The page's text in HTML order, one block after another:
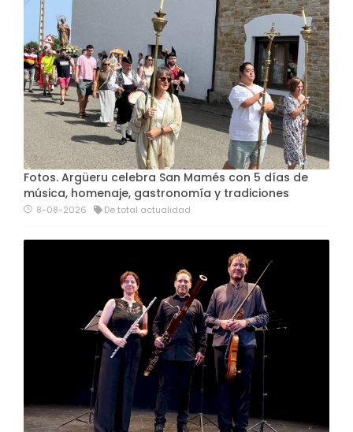
Fotos. Argüeru celebra San Mamés con 5 días de
música, homenaje, gastronomía y tradiciones
8-08-2026 De total actualidad